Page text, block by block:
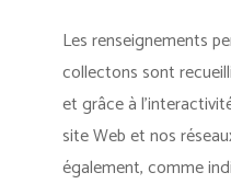
Les renseignements
collectons sont
et grâce à
site Web et nos
également, comme